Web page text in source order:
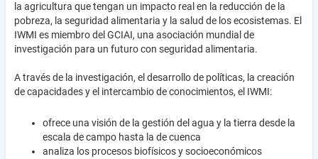
la agricultura que tengan un impacto real en la reducción de la
pobreza, la seguridad alimentaria y la salud de los ecosistemas. El
IWMI es miembro del GCIAI, una asociación mundial de
investigación para un futuro con seguridad alimentaria.
A través de la investigación, el desarrollo de políticas, la creación
de capacidades y el intercambio de conocimientos, el IWMI:
ofrece una visión de la gestión del agua y la tierra desde la
escala de campo hasta la de cuenca
analiza los procesos biofísicos y socioeconómicos